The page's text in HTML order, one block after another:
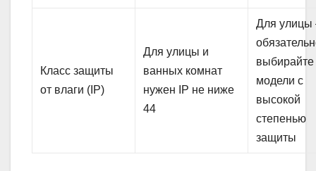
Класс защиты
от влаги (IP)
Для улицы и
ванных комнат
нужен IP не ниже
44
Для
выбирайте
модели с
высокой
степенью
защиты